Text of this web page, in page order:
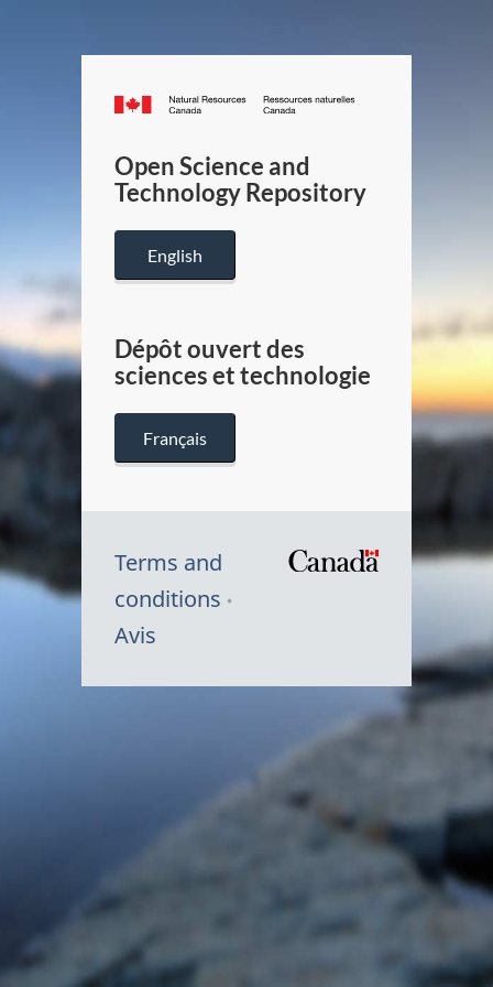
Canada.ca
/
Canada
Open Science and
Technology Repository
English
Dépôt ouvert des
sciences et technologie
Français
Terms and
conditions
Avis
du